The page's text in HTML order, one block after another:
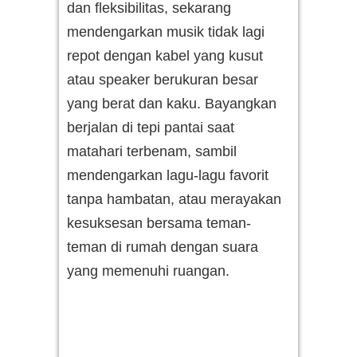
dan fleksibilitas, sekarang
mendengarkan musik tidak lagi
repot dengan kabel yang kusut
atau speaker berukuran besar
yang berat dan kaku. Bayangkan
berjalan di tepi pantai saat
matahari terbenam, sambil
mendengarkan lagu-lagu favorit
tanpa hambatan, atau merayakan
kesuksesan bersama teman-
teman di rumah dengan suara
yang memenuhi ruangan.